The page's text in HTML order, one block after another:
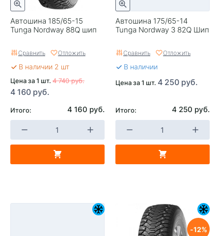
Автошина 185/65-15
Tunga Nordway 88Q шип
Сравнить Отложить
В наличии 2 шт
Цена за 1 шт. 4 740 руб.
4 160 руб.
Итого: 4 160 руб.
Автошина 175/65-14
Tunga Nordway 3 82Q Шип
Сравнить Отложить
В наличии
Цена за 1 шт. 4 250 руб.
Итого: 4 250 руб.
12